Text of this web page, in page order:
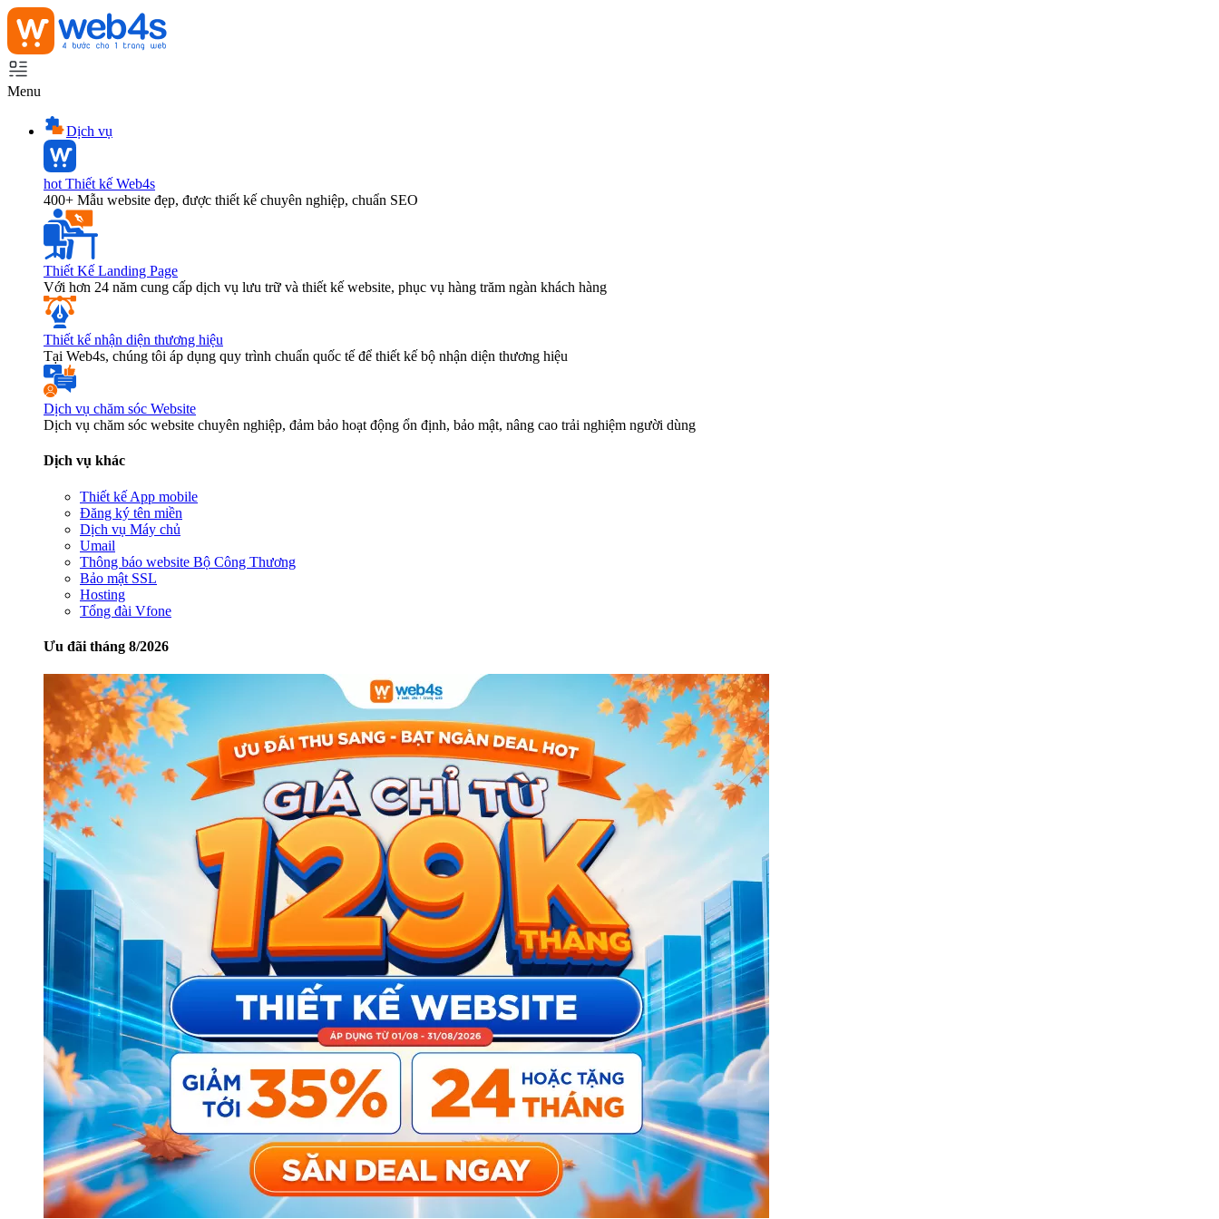
Menu
Dịch vụ
hot Thiết kế Web4s
400+ Mẫu website đẹp, được thiết kế chuyên nghiệp, chuẩn SEO
Thiết Kế Landing Page
Với hơn 24 năm cung cấp dịch vụ lưu trữ và thiết kế website, phục vụ hàng trăm ngàn khách hàng
Thiết kế nhận diện thương hiệu
Tại Web4s, chúng tôi áp dụng quy trình chuẩn quốc tế để thiết kế bộ nhận diện thương hiệu
Dịch vụ chăm sóc Website
Dịch vụ chăm sóc website chuyên nghiệp, đảm bảo hoạt động ổn định, bảo mật, nâng cao trải nghiệm người dùng
Dịch vụ khác
Thiết kế App mobile
Đăng ký tên miền
Dịch vụ Máy chủ
Umail
Thông báo website Bộ Công Thương
Bảo mật SSL
Hosting
Tổng đài Vfone
Ưu đãi tháng 8/2026